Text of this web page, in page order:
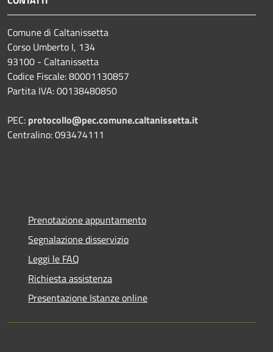
Comune di Caltanissetta
Corso Umberto I, 134
93100 - Caltanissetta
Codice Fiscale: 80001130857
Partita IVA: 00138480850
PEC: protocollo@pec.comune.caltanissetta.it
Centralino: 093474111
Prenotazione appuntamento
Segnalazione disservizio
Leggi le FAQ
Richiesta assistenza
Presentazione Istanze online